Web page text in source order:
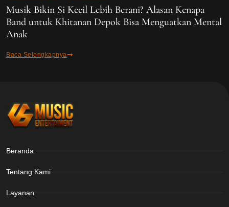
Musik Bikin Si Kecil Lebih Berani? Alasan Kenapa
Band untuk Khitanan Depok Bisa Menguatkan Mental
Anak
Baca Selengkapnya
Beranda
Tentang Kami
Layanan